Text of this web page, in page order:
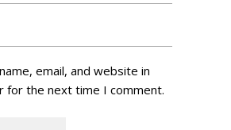
email, and website in
for the next time I comment.